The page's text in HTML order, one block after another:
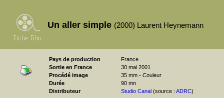
Un aller simple (2000) Laurent Heynemann
Pays de production
France
Sortie en France
30 mai 2001
Procédé image
35 mm - Couleur
Durée
90 mn
Distributeur
Studio Canal (source : ADRC)